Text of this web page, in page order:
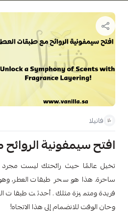
فانيلا
افتح سيمفونية
تخيل عالمًا حيث رائحتك ليست
ساحرة. هذا هو سحر طبقات العطر،
فريدة ومتميزة مثلك. أحدثت طبقات
وحان الوقت للانضمام إلى هذا الاتجاه!